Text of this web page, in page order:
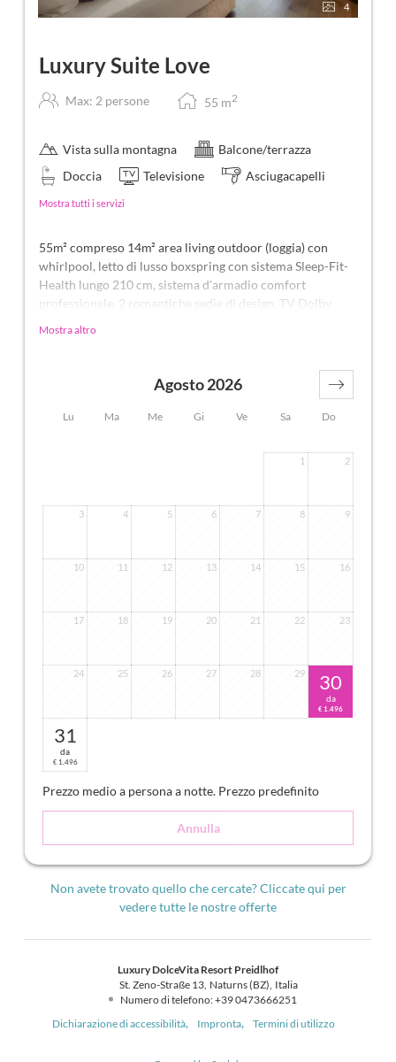
4
Luxury Suite Love
Max: 2 persone 55 m2
Vista sulla montagna
Balcone/terrazza
Doccia
Televisione Asciugacapelli
Mostra tutti i servizi
55m² compreso 14m² area living outdoor (loggia) con
whirlpool, letto di lusso boxspring con sistema Sleep-Fit-
Health lungo 210 cm, sistema d'armadio comfort
professionale, 2 romantiche sedie di design, TV Dolby
make-up per Lei, doppio lavabo per Lui e Lei, WC a parte,
area living outdoor con atmosfera privata, idromassaggio
di lusso con sistema Hygienic Luxury, comodi mobili da
animali non ammessi. Nella DolceVita Lodge.
Mostra altro
Lu Ma Me Gi Ve Sa Do
Agosto 2026
1 2
3 4 5 6 7 8 9
10 11 12 13 14 15 16
17 18 19 20 21 22 23
24 25 26 27 28 29 30
da
€ 1.496
31
da
€ 1.496
Prezzo medio a persona a notte. Prezzo predefinito
Annulla
Non avete trovato quello che cercate? Cliccate qui per
vedere tutte le nostre offerte
Luxury DolceVita Resort Preidlhof
St. Zeno-Straße 13 Naturns (BZ) Italia
Numero di telefono:+39 0473666251
Dichiarazione di accessibilità
Impronta Termini di utilizzo